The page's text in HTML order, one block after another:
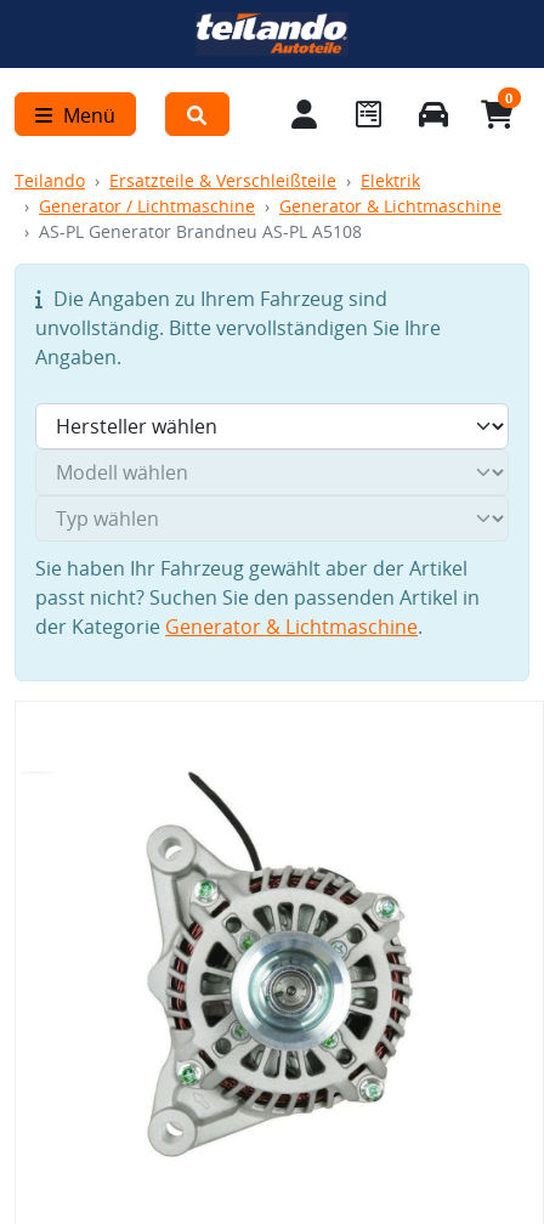
Menü
0
Teilando Ersatzteile & Verschleißteile
Elektrik
Generator / Lichtmaschine
Generator & Lichtmaschine
AS-PL Generator Brandneu AS-PL A5108
Die Angaben zu Ihrem Fahrzeug sind
unvollständig. Bitte vervollständigen Sie Ihre
Angaben.
Sie haben Ihr Fahrzeug gewählt aber der Artikel
passt nicht? Suchen Sie den passenden Artikel in
der Kategorie Generator & Lichtmaschine.